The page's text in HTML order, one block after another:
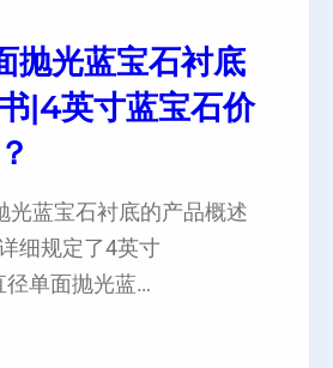
抛光蓝宝石衬底
|4英寸蓝宝石价
光蓝宝石衬底的产品概述
细规定了4英寸
径单面抛光蓝…